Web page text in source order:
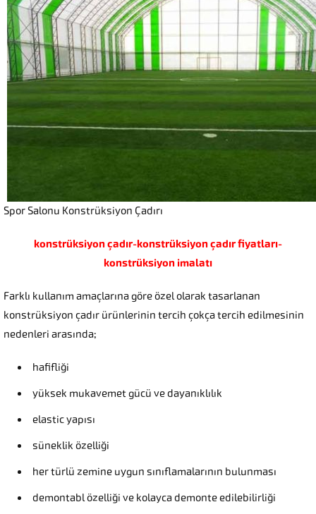
Spor Salonu Konstrüksiyon Çadırı
konstrüksiyon çadır-konstrüksiyon çadır fiyatları-
konstrüksiyon imalatı
Farklı kullanım amaçlarına göre özel olarak tasarlanan
konstrüksiyon çadır ürünlerinin tercih çokça tercih edilmesinin
nedenleri arasında;
hafifliği
yüksek mukavemet gücü ve dayanıklılık
elastic yapısı
süneklik özelliği
her türlü zemine uygun sınıflamalarının bulunması
demontabl özelliği ve kolayca demonte edilebilirliği